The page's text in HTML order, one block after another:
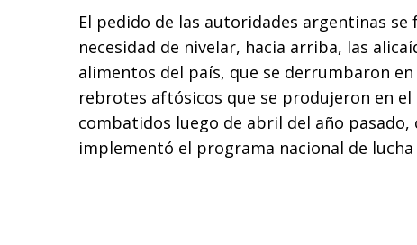
El pedido de las autoridades argentinas se
necesidad de nivelar, hacia arriba, las
alimentos del país, que se derrumbaron
rebrotes aftósicos que se produjeron en
combatidos luego de abril del año pasado,
implementó el programa nacional de